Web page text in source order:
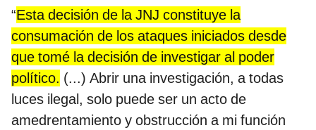
“Esta decisión de la JNJ constituye la
consumación de los ataques iniciados desde
que tomé la decisión de investigar al poder
político. (...) Abrir una investigación, a todas
luces ilegal, solo puede ser un acto de
amedrentamiento y obstrucción a mi función